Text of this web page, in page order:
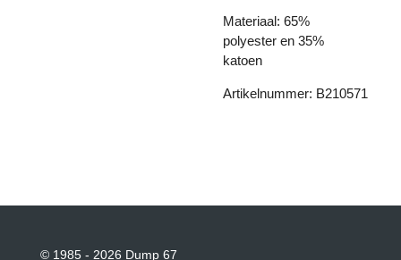
Materiaal: 65%
polyester en 35%
katoen
Artikelnummer: B210571
© 1985 - 2026 Dump 67